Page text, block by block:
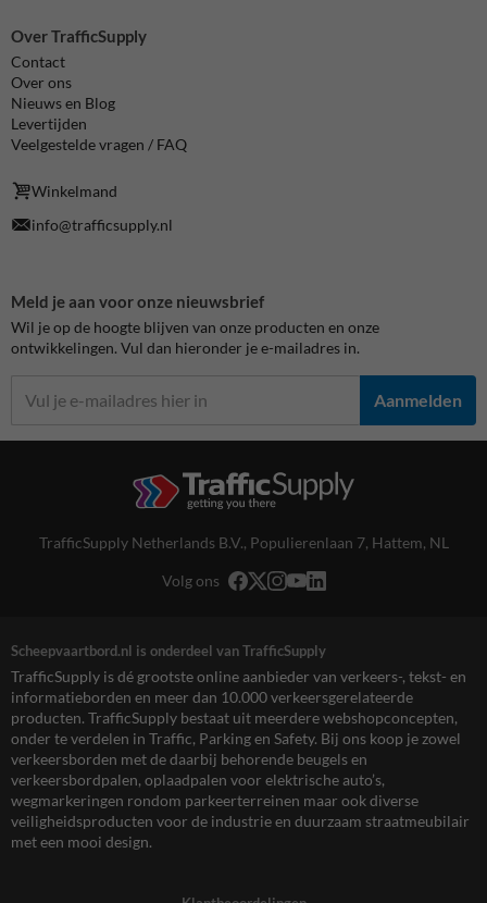
Over TrafficSupply
Contact
Over ons
Nieuws en Blog
Levertijden
Veelgestelde vragen / FAQ
Winkelmand
info@trafficsupply.nl
Meld je aan voor onze nieuwsbrief
Wil je op de hoogte blijven van onze producten en onze
ontwikkelingen. Vul dan hieronder je e-mailadres in.
Aanmelden
TrafficSupply Netherlands B.V., Populierenlaan 7, Hattem, NL
Volg ons
Scheepvaartbord.nl is onderdeel van TrafficSupply
TrafficSupply is dé grootste online aanbieder van verkeers-, tekst- en
informatieborden en meer dan 10.000 verkeersgerelateerde
producten. TrafficSupply bestaat uit meerdere webshopconcepten,
onder te verdelen in Traffic, Parking en Safety. Bij ons koop je zowel
verkeersborden met de daarbij behorende beugels en
verkeersbordpalen, oplaadpalen voor elektrische auto’s,
wegmarkeringen rondom parkeerterreinen maar ook diverse
veiligheidsproducten voor de industrie en duurzaam straatmeubilair
met een mooi design.